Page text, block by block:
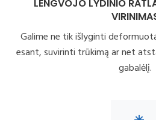
LENGVOJO LYDINIO
Galime ne tik išlyginti
esant, suvirinti trūkimą ar net
gabalėlį.